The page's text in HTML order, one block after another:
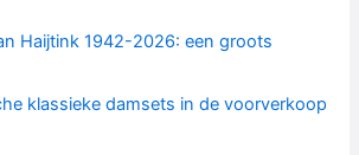
Haijtink 1942-2026: een groots
klassieke damsets in de voorverkoop